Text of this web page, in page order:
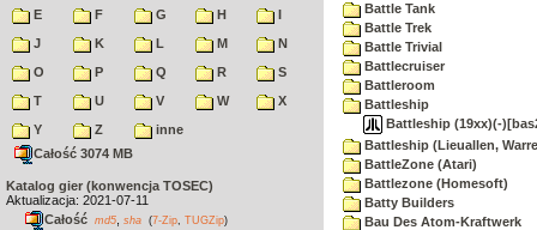
E
F G H
I
J
K L M
N
O
P Q R
S
T
U V W
X
Y
Z
inne
Całość 3074 MB
Katalog gier (konwencja TOSEC)
Aktualizacja: 2021-07-11
Całość md5 sha (7-Zip TUGZip)
Battle Tank
Battle Trek
Battle Trivial
Battlecruiser
Battleroom
Battleship
Battleship (19xx)(-
Battleship (Lieuallen,
BattleZone (Atari)
Battlezone (Homesoft)
Batty Builders
Bau Des Atom-Kraftwerk